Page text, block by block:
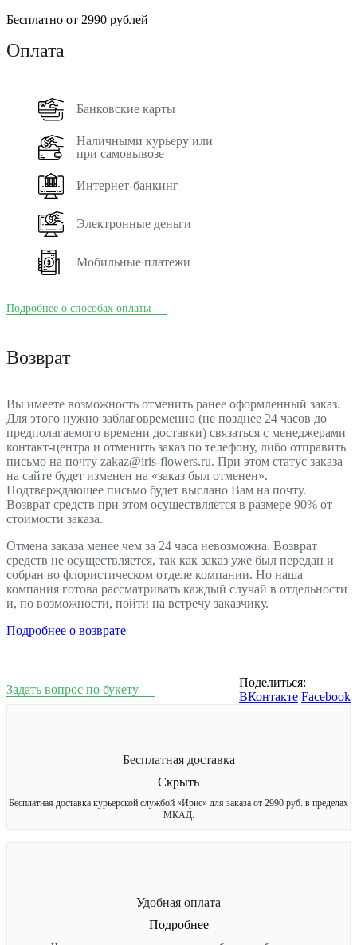
Бесплатно от 2990 рублей
Оплата
Банковские карты
Наличными курьеру или
при самовывозе
Интернет-банкинг
Электронные деньги
Мобильные платежи
Подробнее о способах оплаты
Возврат
Вы имеете возможность отменить ранее оформленный заказ.
Для этого нужно заблаговременно (не позднее 24 часов до
предполагаемого времени доставки) связаться с менеджерами
контакт-центра и отменить заказ по телефону, либо отправить
письмо на почту zakaz@iris-flowers.ru. При этом статус заказа
на сайте будет изменен на «заказ был отменен».
Подтверждающее письмо будет выслано Вам на почту.
Возврат средств при этом осуществляется в размере 90% от
стоимости заказа.
Отмена заказа менее чем за 24 часа невозможна. Возврат
средств не осуществляется, так как заказ уже был передан и
собран во флористическом отделе компании. Но наша
компания готова рассматривать каждый случай в отдельности
и, по возможности, пойти на встречу заказчику.
Подробнее о возврате
Задать вопрос по букету
Поделиться:
ВКонтакте Facebook
Бесплатная доставка
Скрыть
Бесплатная доставка курьерской службой «Ирис» для заказа от 2990 руб. в пределах
МКАД.
Удобная оплата
Подробнее